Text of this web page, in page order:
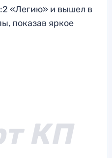
«Легию» и вышел в
показав яркое